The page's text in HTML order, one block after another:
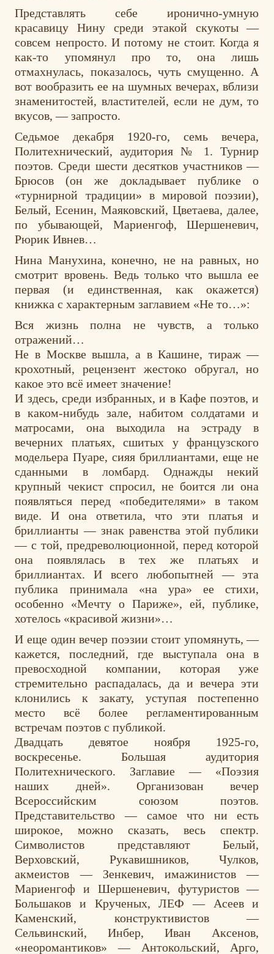
Представлять себе иронично-умную
красавицу Нину среди этакой скукоты —
совсем непросто. И потому не стоит. Когда я
как-то упомянул про то, она лишь
отмахнулась, показалось, чуть смущенно. А
вот вообразить ее на шумных вечерах, вблизи
знаменитостей, властителей, если не дум, то
вкусов, — запросто.
Седьмое декабря 1920-го, семь вечера,
Политехнический, аудитория № 1. Турнир
поэтов. Среди шести десятков участников —
Брюсов (он же докладывает публике о
«турнирной традиции» в мировой поэзии),
Белый, Есенин, Маяковский, Цветаева, далее,
по убывающей, Мариенгоф, Шершеневич,
Рюрик Ивнев…
Нина Манухина, конечно, не на равных, но
смотрит вровень. Ведь только что вышла ее
первая (и единственная, как окажется)
книжка с характерным заглавием «Не то…»:
Вся жизнь полна не чувств, а только
отражений…
Не в Москве вышла, а в Кашине, тираж —
крохотный, рецензент жестоко обругал, но
какое это всё имеет значение!
И здесь, среди избранных, и в Кафе поэтов, и
в каком-нибудь зале, набитом солдатами и
матросами, она выходила на эстраду в
вечерних платьях, сшитых у французского
модельера Пуаре, сияя бриллиантами, еще не
сданными в ломбард. Однажды некий
крупный чекист спросил, не боится ли она
появляться перед «победителями» в таком
виде. И она ответила, что эти платья и
бриллианты — знак равенства этой публики
— с той, предреволюционной, перед которой
она появлялась в тех же платьях и
бриллиантах. И всего любопытней — эта
публика принимала «на ура» ее стихи,
особенно «Мечту о Париже», ей, публике,
хотелось «красивой жизни»…
И еще один вечер поэзии стоит упомянуть, —
кажется, последний, где выступала она в
превосходной компании, которая уже
стремительно распадалась, да и вечера эти
клонились к закату, уступая постепенно
место всё более регламентированным
встречам поэтов с публикой.
Двадцать девятое ноября 1925-го,
воскресенье. Большая аудитория
Политехнического. Заглавие — «Поэзия
наших дней». Организован вечер
Всероссийским союзом поэтов.
Представительство — самое что ни есть
широкое, можно сказать, весь спектр.
Символистов представляют Белый,
Верховский, Рукавишников, Чулков,
акмеистов — Зенкевич, имажинистов —
Мариенгоф и Шершеневич, футуристов —
Большаков и Крученых, ЛЕФ — Асеев и
Каменский, конструктивистов —
Сельвинский, Инбер, Иван Аксенов,
«неоромантиков» — Антокольский, Арго,